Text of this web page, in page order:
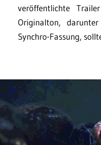
veröffentlichte
Originalton,
Synchro-Fassung,